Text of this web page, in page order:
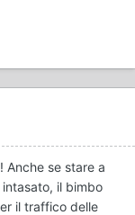
Anche se stare a
il bimbo
il traffico delle